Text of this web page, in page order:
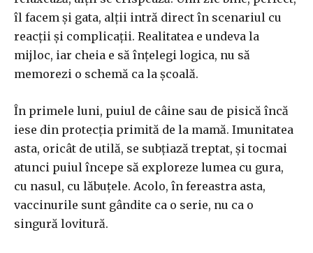
îl facem și gata, alții intră direct în scenariul cu
reacții și complicații. Realitatea e undeva la
mijloc, iar cheia e să înțelegi logica, nu să
memorezi o schemă ca la școală.
În primele luni, puiul de câine sau de pisică încă
iese din protecția primită de la mamă. Imunitatea
asta, oricât de utilă, se subțiază treptat, și tocmai
atunci puiul începe să exploreze lumea cu gura,
cu nasul, cu lăbuțele. Acolo, în fereastra asta,
vaccinurile sunt gândite ca o serie, nu ca o
singură lovitură.